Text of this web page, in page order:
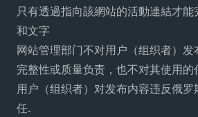
只有透過指向該網站的活動連結才
和文字
网站管理部门不对用户（组织者）发
完整性或质量负责，也不对其使用的
用户（组织者）对发布内容违反俄
任.